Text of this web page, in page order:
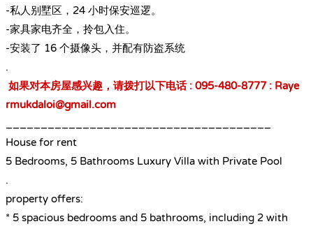
-私人别墅区，24 小时保安巡逻。
-家具家电齐全，拎包入住。
-安装了 16 个摄像头，并配有防盗系统
.
如果对本房屋感兴趣，请拨打以下电话 : 095-480-8777 : Raye
rmukdaloi@gmail.com
House for rent
5 Bedrooms, 5 Bathrooms Luxury Villa with Private Pool
.
property offers:
* 5 spacious bedrooms and 5 bathrooms, including 2 with